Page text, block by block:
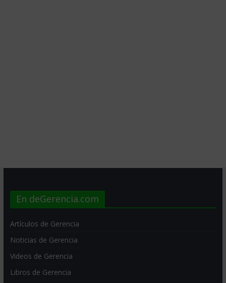
En deGerencia.com
Artículos de Gerencia
Noticias de Gerencia
Videos de Gerencia
Libros de Gerencia